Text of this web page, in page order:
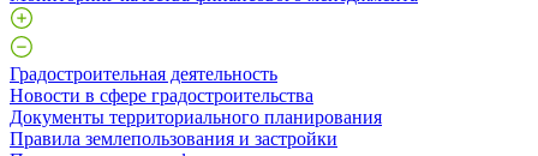
Градостроительная деятельность
Новости в сфере градостроительства
Документы территориального планирования
Правила землепользования и застройки